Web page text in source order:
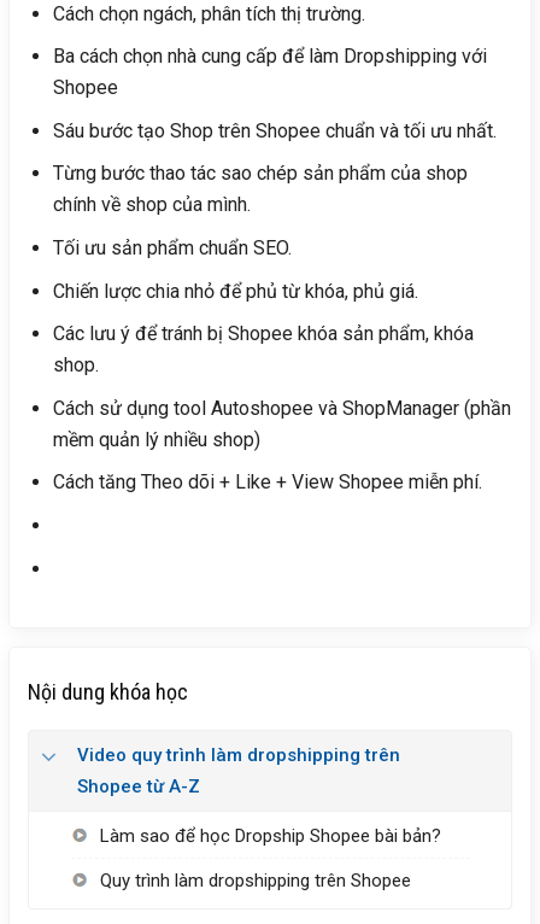
Cách chọn ngách, phân tích thị trường.
Ba cách chọn nhà cung cấp để làm Dropshipping với
Shopee
Sáu bước tạo Shop trên Shopee chuẩn và tối ưu nhất.
Từng bước thao tác sao chép sản phẩm của shop
chính về shop của mình.
Tối ưu sản phẩm chuẩn SEO.
Chiến lược chia nhỏ để phủ từ khóa, phủ giá.
Các lưu ý để tránh bị Shopee khóa sản phẩm, khóa
shop.
Cách sử dụng tool Autoshopee và ShopManager (phần
mềm quản lý nhiều shop)
Cách tăng Theo dõi + Like + View Shopee miễn phí.
Nội dung khóa học
Video quy trình làm dropshipping trên
Shopee từ A-Z
Làm sao để học Dropship Shopee bài bản?
Quy trình làm dropshipping trên Shopee